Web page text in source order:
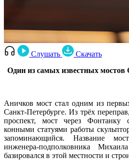
Слушать
Скачать
Один из самых известных мостов
Аничков мост стал одним из
Санкт-Петербурге. Из трёх
проспект, мост через Фонтанку
конными статуями работы
запоминающийся. Название
инженера-подполковника
базировался в этой местности и